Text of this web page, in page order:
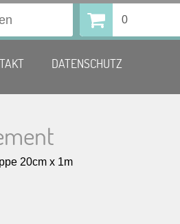
0
DATENSCHUTZ
20cm x 1m